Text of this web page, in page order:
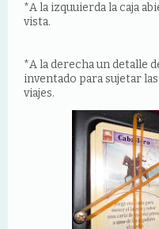
*A la izquuierda la caja
vista.
*A la derecha un detalle
inventado para sujetar
viajes.